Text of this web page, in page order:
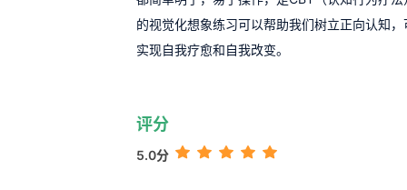
的视觉化想象练习可以帮助我们树立正向认知
实现自我疗愈和自我改变。
评分
5.0分